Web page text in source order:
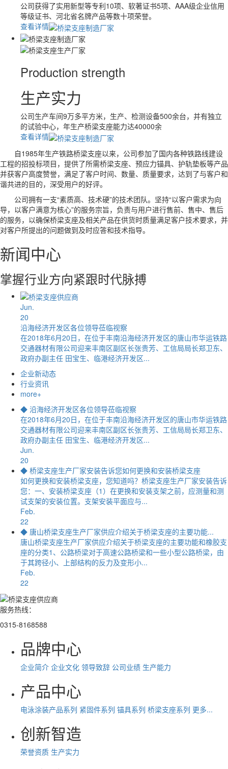
公司获得了实用新型等专利10项、软著证书5项、AAA级企业信用
等级证书、河北省名牌产品等数十项荣誉。
查看详情
Production strength
生产实力
公司生产车间9万多平方米，生产、检测设备500余台，并有独立
的试验中心，年生产桥梁支座能力达40000余
查看详情
自1985年生产铁路桥梁支座以来，公司参加了国内各种铁路线建设
工程的招投标项目，提供了所需桥梁支座、预应力锚具、护轨垫板等产品
并获客户高度赞誉，满足了客户时间、数量、质量要求，达到了与客户和
谐共进的目的，深受用户的好评。
公司拥有一支“素质高、技术硬”的技术团队。坚持“以客户需求为向
导，以客户满意为核心”的服务宗旨，负责与用户进行售前、售中、售后
的服务，以确保桥梁支座及相关产品在供货时质量满足客户技术要求，并
对客户所提出的问题做到及时应答和技术指导。
新闻中心
掌握行业方向紧跟时代脉搏
Jun.
20
沿海经济开发区各位领导莅临视察
在2018年6月20日，在位于丰南沿海经济开发区的唐山市华运铁路
交通器材有限公司迎来丰南区副区长张贵芳、工信局局长郑卫东、
政府办副主任 田宝生、临港经济开发区...
企业新动态
行业资讯
more+
◆ 沿海经济开发区各位领导莅临视察
在2018年6月20日，在位于丰南沿海经济开发区的唐山市华运铁路
交通器材有限公司迎来丰南区副区长张贵芳、工信局局长郑卫东、
政府办副主任 田宝生、临港经济开发区...
Jun.
20
◆ 桥梁支座生产厂家安装告诉您如何更换和安装桥梁支座
如何更换和安装桥梁支座，您知道吗？桥梁支座生产厂家安装告诉
您：一、安装桥梁支座（1）在更换和安装支架之前，应测量和测
试支架的安装位置。支架安装平面应与...
Feb.
22
◆ 唐山桥梁支座生产厂家供应介绍关于桥梁支座的主要功能...
唐山桥梁支座生产厂家供应介绍关于桥梁支座的主要功能和橡胶支
座的分类1、公路桥梁对于高速公路桥梁和一些小型公路桥梁，由
于其跨径小、上部结构的反力及变形小...
Feb.
22
服务热线：
0315-8168588
品牌中心
企业简介 企业文化 领导致辞 公司业绩 生产能力
产品中心
电泳涂装产品系列 紧固件系列 锚具系列 桥梁支座系列 更多...
创新智造
荣誉资质 生产实力